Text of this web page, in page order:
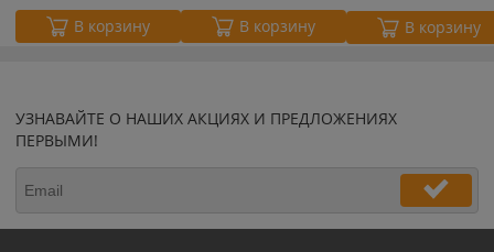
В корзину В корзину В корзину
УЗНАВАЙТЕ О НАШИХ АКЦИЯХ И ПРЕДЛОЖЕНИЯХ
ПЕРВЫМИ!